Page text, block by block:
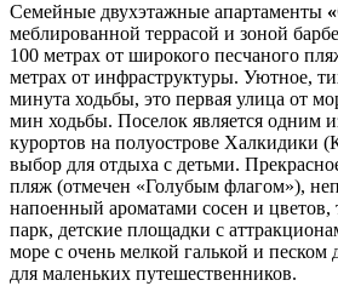
Семейные двухэтажные апартаменты
меблированной террасой и зоной
100 метрах от широкого песчаного
метрах от инфраструктуры. Уютное,
минута ходьбы, это первая улица от
мин ходьбы. Поселок является одним
курортов на полуострове Халкидики
выбор для отдыха с детьми.
пляж (отмечен «Голубым флагом»),
напоенный ароматами сосен и
парк, детские площадки с
море с очень мелкой галькой и песком
для маленьких путешественников.